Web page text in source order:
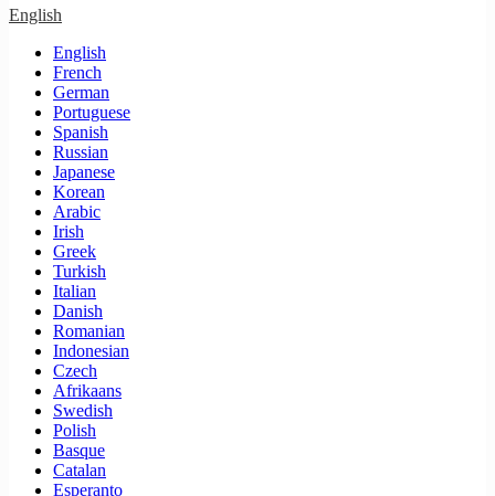
English
English
French
German
Portuguese
Spanish
Russian
Japanese
Korean
Arabic
Irish
Greek
Turkish
Italian
Danish
Romanian
Indonesian
Czech
Afrikaans
Swedish
Polish
Basque
Catalan
Esperanto